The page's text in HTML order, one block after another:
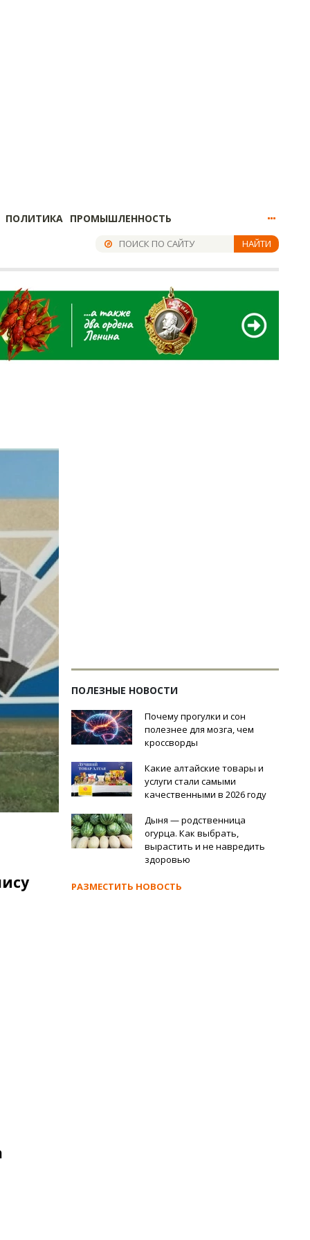
ПОЛИТИКА ПРОМЫШЛЕННОСТЬ
НАЙТИ
ПОЛЕЗНЫЕ НОВОСТИ
Почему прогулки и сон
полезнее для мозга, чем
кроссворды
Какие алтайские товары и
услуги стали самыми
качественными в 2026 году
Дыня — родственница
огурца. Как выбрать,
вырастить и не навредить
здоровью
РАЗМЕСТИТЬ НОВОСТЬ